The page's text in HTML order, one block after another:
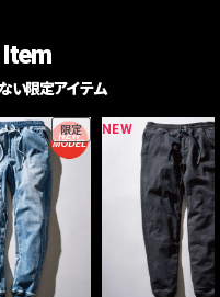
い限定アイテム
限定 NEW